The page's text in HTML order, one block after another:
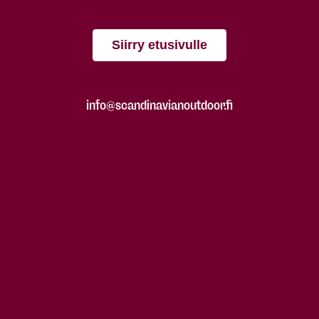
Siirry etusivulle
info@scandinavianoutdoor.fi